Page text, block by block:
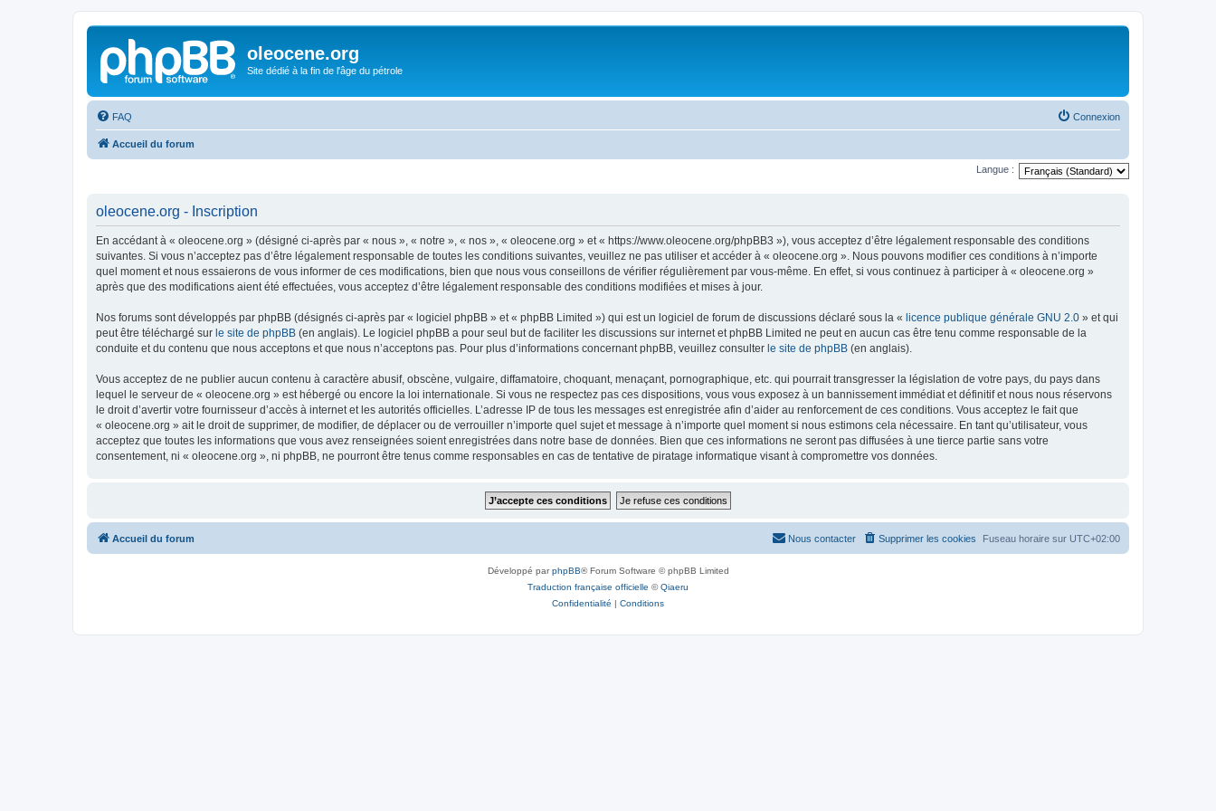
oleocene.org
Site dédié à la fin de l'âge du pétrole
FAQ Connexion
Accueil du forum
Langue :
oleocene.org - Inscription
En accédant à « oleocene.org » (désigné ci-après par « nous », « notre », « nos », « oleocene.org » et « https://www.oleocene.org/phpBB3 »), vous acceptez d’être légalement responsable des conditions
suivantes. Si vous n’acceptez pas d’être légalement responsable de toutes les conditions suivantes, veuillez ne pas utiliser et accéder à « oleocene.org ». Nous pouvons modifier ces conditions à n’importe
quel moment et nous essaierons de vous informer de ces modifications, bien que nous vous conseillons de vérifier régulièrement par vous-même. En effet, si vous continuez à participer à « oleocene.org »
après que des modifications aient été effectuées, vous acceptez d’être légalement responsable des conditions modifiées et mises à jour.
Nos forums sont développés par phpBB (désignés ci-après par « logiciel phpBB » et « phpBB Limited ») qui est un logiciel de forum de discussions déclaré sous la « licence publique générale GNU 2.0 » et qui
peut être téléchargé sur le site de phpBB (en anglais). Le logiciel phpBB a pour seul but de faciliter les discussions sur internet et phpBB Limited ne peut en aucun cas être tenu comme responsable de la
conduite et du contenu que nous acceptons et que nous n’acceptons pas. Pour plus d’informations concernant phpBB, veuillez consulter le site de phpBB (en anglais).
Vous acceptez de ne publier aucun contenu à caractère abusif, obscène, vulgaire, diffamatoire, choquant, menaçant, pornographique, etc. qui pourrait transgresser la législation de votre pays, du pays dans
lequel le serveur de « oleocene.org » est hébergé ou encore la loi internationale. Si vous ne respectez pas ces dispositions, vous vous exposez à un bannissement immédiat et définitif et nous nous réservons
le droit d’avertir votre fournisseur d’accès à internet et les autorités officielles. L’adresse IP de tous les messages est enregistrée afin d’aider au renforcement de ces conditions. Vous acceptez le fait que
« oleocene.org » ait le droit de supprimer, de modifier, de déplacer ou de verrouiller n’importe quel sujet et message à n’importe quel moment si nous estimons cela nécessaire. En tant qu’utilisateur, vous
acceptez que toutes les informations que vous avez renseignées soient enregistrées dans notre base de données. Bien que ces informations ne seront pas diffusées à une tierce partie sans votre
consentement, ni « oleocene.org », ni phpBB, ne pourront être tenus comme responsables en cas de tentative de piratage informatique visant à compromettre vos données.
Accueil du forum Fuseau horaire sur UTC+02:00
Supprimer les cookies
Nous contacter
Développé parphpBB® Forum Software © phpBB Limited
Traduction française officielle ©Qiaeru
Confidentialité | Conditions